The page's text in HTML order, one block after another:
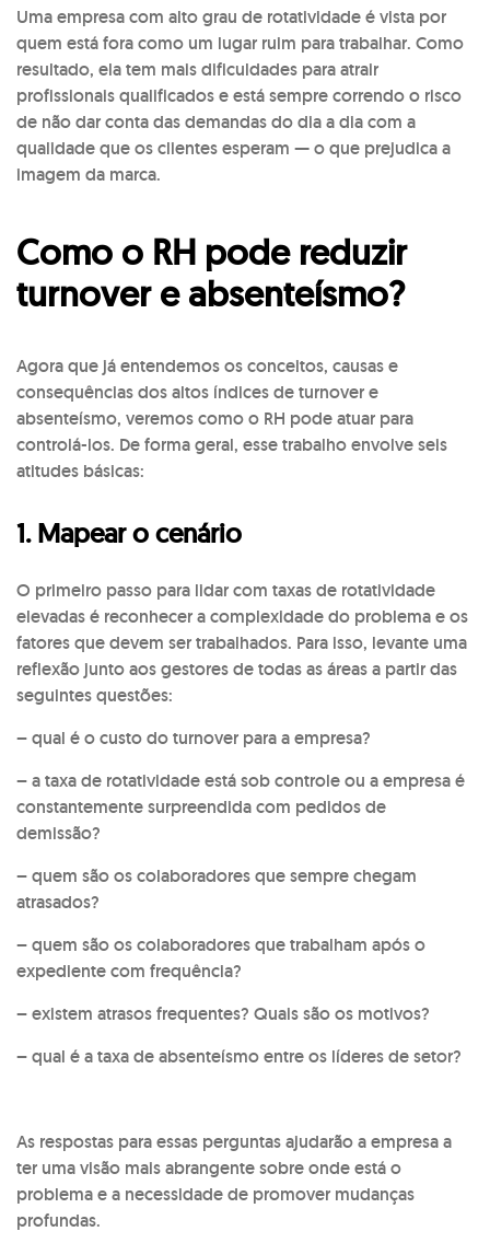
Uma empresa com alto grau de rotatividade é vista por
quem está fora como um lugar ruim para trabalhar. Como
resultado, ela tem mais dificuldades para atrair
profissionais qualificados e está sempre correndo o risco
de não dar conta das demandas do dia a dia com a
qualidade que os clientes esperam — o que prejudica a
imagem da marca.
Como o RH pode reduzir
turnover e absenteísmo?
Agora que já entendemos os conceitos, causas e
consequências dos altos índices de turnover e
absenteísmo, veremos como o RH pode atuar para
controlá-los. De forma geral, esse trabalho envolve seis
atitudes básicas:
1. Mapear o cenário
O primeiro passo para lidar com taxas de rotatividade
elevadas é reconhecer a complexidade do problema e os
fatores que devem ser trabalhados. Para isso, levante uma
reflexão junto aos gestores de todas as áreas a partir das
seguintes questões:
– qual é o custo do turnover para a empresa?
– a taxa de rotatividade está sob controle ou a empresa é
constantemente surpreendida com pedidos de
demissão?
– quem são os colaboradores que sempre chegam
atrasados?
– quem são os colaboradores que trabalham após o
expediente com frequência?
– existem atrasos frequentes? Quais são os motivos?
– qual é a taxa de absenteísmo entre os líderes de setor?
As respostas para essas perguntas ajudarão a empresa a
ter uma visão mais abrangente sobre onde está o
problema e a necessidade de promover mudanças
profundas.